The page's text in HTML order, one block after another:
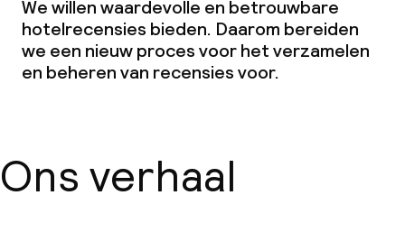
Grote huisdieren toegestaan (meer
dan 5 kg)
We willen waardevolle en betrouwbare
hotelrecensies bieden. Daarom bereiden
we een nieuw proces voor het verzamelen
en beheren van recensies voor.
Ons verhaal